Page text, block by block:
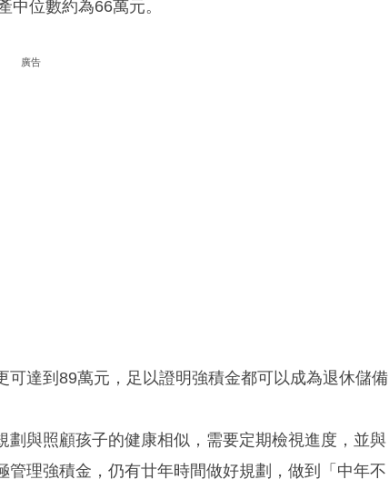
中位數約為66萬元。
廣告
達到89萬元，足以證明強積金都可以成為退休儲備
與照顧孩子的健康相似，需要定期檢視進度，並與
理強積金，仍有廿年時間做好規劃，做到「中年不